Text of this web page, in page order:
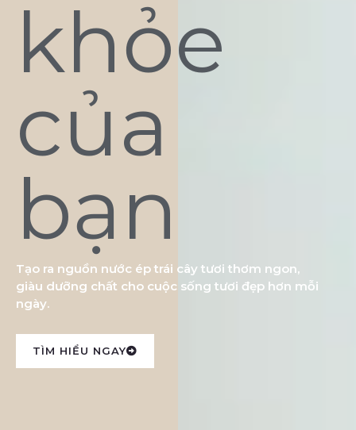
khỏe
của
bạn
Tạo ra nguồn nước ép trái cây tươi thơm ngon,
giàu dưỡng chất cho cuộc sống tươi đẹp hơn mỗi
ngày.
TÌM HIỂU NGAY